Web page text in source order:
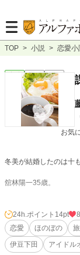
TOP > 小説 > 恋愛小
完結 短編
お気
冬美が結婚したのは十
舘林陽一35歳。
仕事はできるが、ちょ
ひょんなことから交際
24h.ポイント 14pt
恋愛
ほのぼの
伊豆下田
アイドル